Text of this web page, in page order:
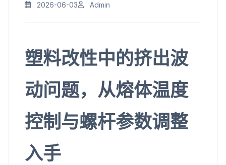
2026-06-03 Admin
塑料改性中的挤出波
动问题，从熔体温度
控制与螺杆参数调整
入手